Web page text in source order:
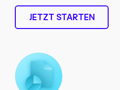
JETZT STARTEN